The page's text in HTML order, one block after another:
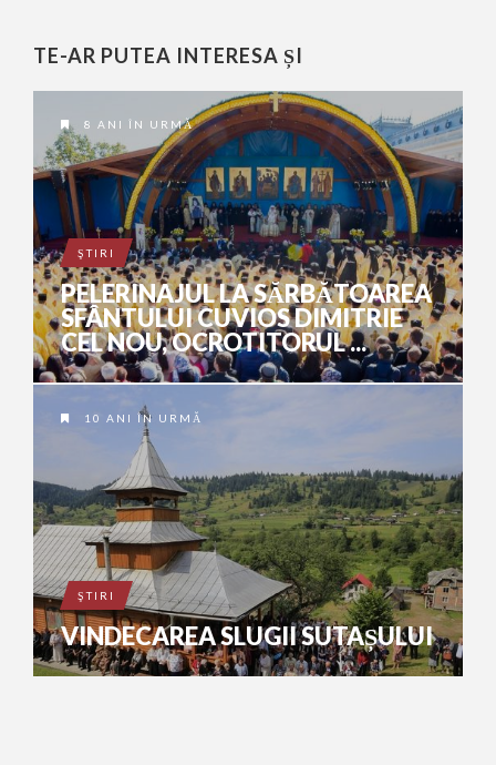
TE-AR PUTEA INTERESA ȘI
8 ANI ÎN URMĂ
ŞTIRI
PELERINAJUL LA SĂRBĂTOAREA
SFÂNTULUI CUVIOS DIMITRIE
CEL NOU, OCROTITORUL ...
10 ANI ÎN URMĂ
ŞTIRI
VINDECAREA SLUGII SUTAȘULUI